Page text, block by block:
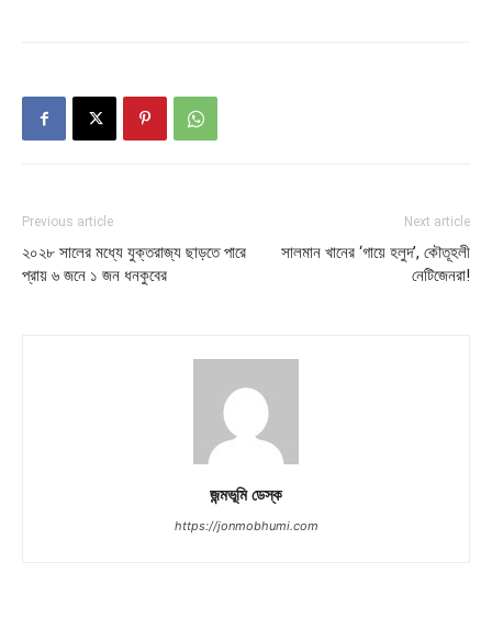
Previous article
২০২৮ সালের মধ্যে যুক্তরাজ্য ছাড়তে পারে
প্রায় ৬ জনে ১ জন ধনকুবের
Next article
সালমান খানের ‘গায়ে হলুদ’, কৌতূহলী
নেটিজেনরা!
জন্মভূমি ডেস্ক
https://jonmobhumi.com